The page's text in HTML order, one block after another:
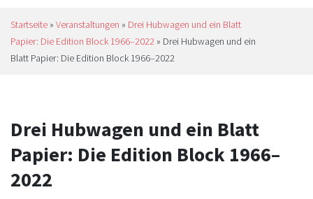
Startseite » Veranstaltungen » Drei Hubwagen und ein Blatt
Papier: Die Edition Block 1966–2022 » Drei Hubwagen und ein
Blatt Papier: Die Edition Block 1966–2022
Drei Hubwagen und ein Blatt
Papier: Die Edition Block 1966–
2022